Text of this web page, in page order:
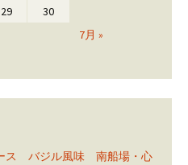
7月 »
29 30
ス バジル風味 南船場・心